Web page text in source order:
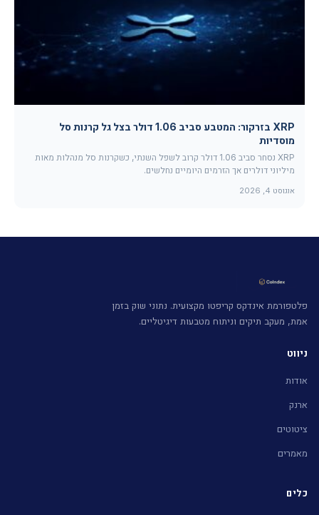
XRP בזרקור: המטבע סביב 1.06 דולר בצל גל קרנות סל
מוסדיות
XRP נסחר סביב 1.06 דולר קרוב לשפל השנתי, כשקרנות סל מנהלות מאות
מיליוני דולרים אך הזרמים היומיים נחלשים.
אוגוסט 4, 2026
פלטפורמת אינדקס קריפטו מקצועית. נתוני שוק בזמן
אמת, מעקב תיקים וניתוח מטבעות דיגיטליים.
ניווט
אודות
ארנק
ציטוטים
מאמרים
כלים